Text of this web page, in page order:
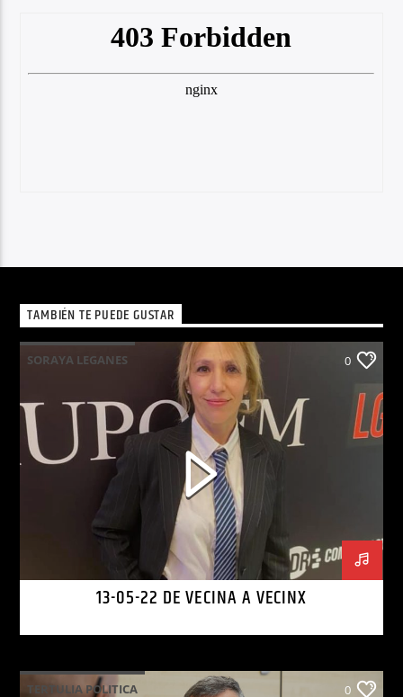
TAMBIÉN TE PUEDE GUSTAR
SORAYA LEGANES 0
13-05-22 DE VECINA A VECINX
TERTULIA POLITICA 0